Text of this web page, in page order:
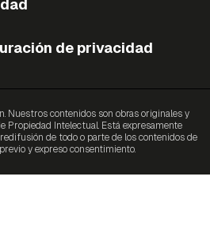
de privacidad
contenidos son obras originales y
Propiedad Intelectual. Está expresamente
de todo o parte de los contenidos de
y expreso consentimiento.